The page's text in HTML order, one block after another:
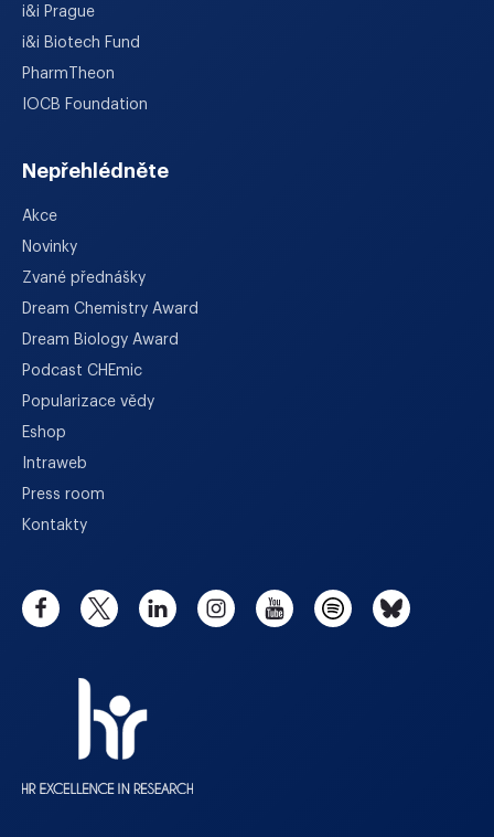
i&i Prague
i&i Biotech Fund
PharmTheon
IOCB Foundation
Nepřehlédněte
Akce
Novinky
Zvané přednášky
Dream Chemistry Award
Dream Biology Award
Podcast CHEmic
Popularizace vědy
Eshop
Intraweb
Press room
Kontakty